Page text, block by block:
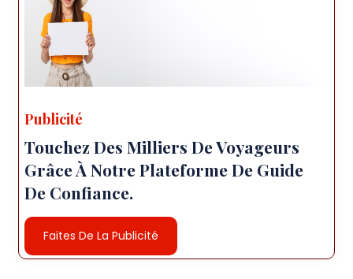
Publicité
Touchez Des Milliers De Voyageurs
Grâce À Notre Plateforme De Guide
De Confiance.
Faites De La Publicité